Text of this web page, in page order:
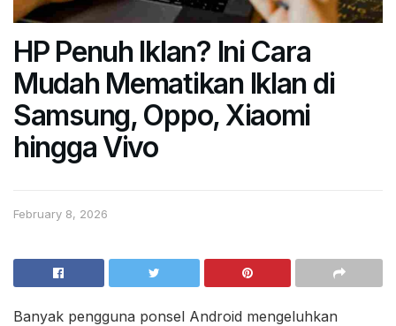
HP Penuh Iklan? Ini Cara
Mudah Mematikan Iklan di
Samsung, Oppo, Xiaomi
hingga Vivo
February 8, 2026
Banyak pengguna ponsel Android mengeluhkan